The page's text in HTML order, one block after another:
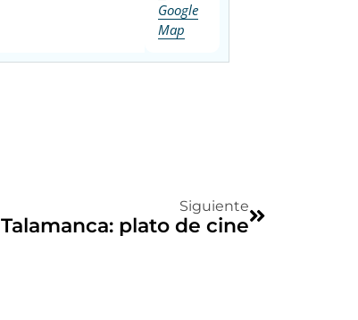
Google
Map
Siguiente
Talamanca: plato de cine